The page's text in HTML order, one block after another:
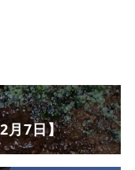
月7日】